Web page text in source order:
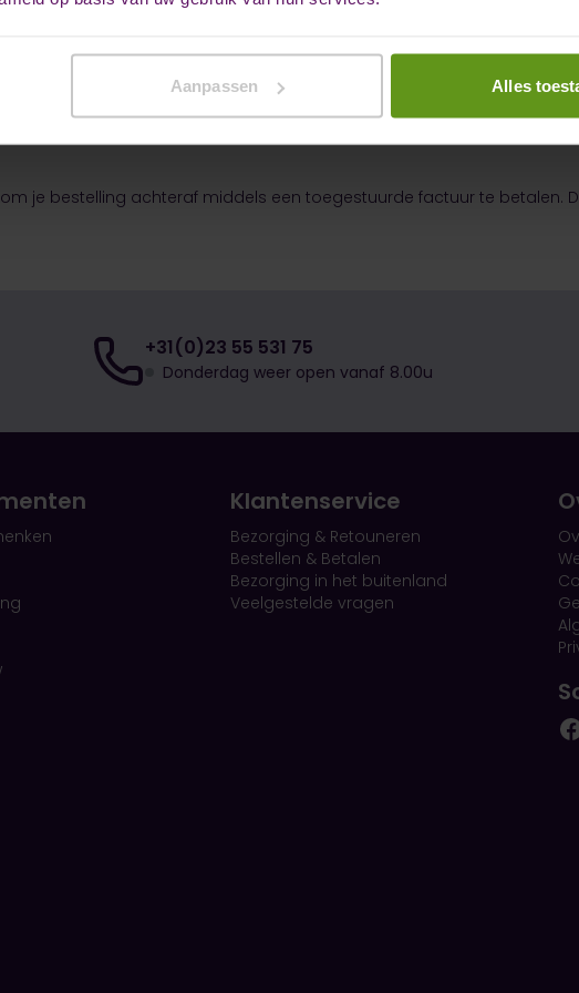
Aanpassen Alles
bank. Ben je klant bij ABN Amro, Rabobank, ING, SNS Bank, Bunq,
mogelijk om je bestelling te betalen. Uiteraard verloopt alles via
je bestelling achteraf middels een toegestuurde factuur te betalen.
+31(0)23 55 531 75
Donderdag weer open vanaf 8.00u
Klantenservice
Bezorging & Retouneren
Bestellen & Betalen
Bezorging in het buitenland
Veelgestelde vragen